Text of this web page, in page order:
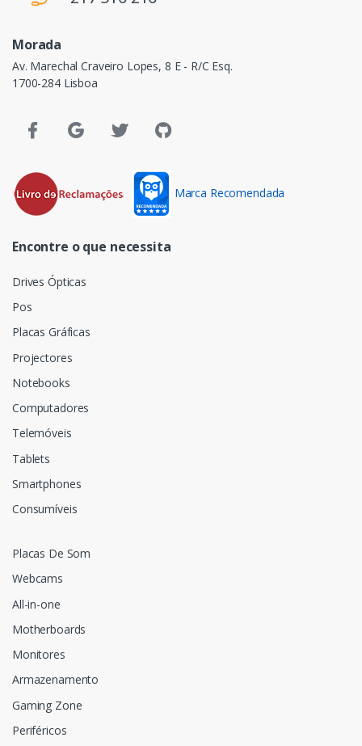
Morada
Av. Marechal Craveiro Lopes, 8 E - R/C Esq.
1700-284 Lisboa
Marca Recomendada
Encontre o que necessita
Drives Ópticas
Pos
Placas Gráficas
Projectores
Notebooks
Computadores
Telemóveis
Tablets
Smartphones
Consumíveis
Placas De Som
Webcams
All-in-one
Motherboards
Monitores
Armazenamento
Gaming Zone
Periféricos